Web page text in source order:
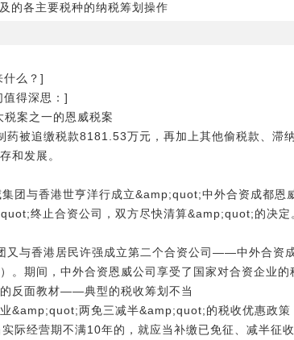
的各主要税种的纳税筹划操作
什么？]
值得深思：]
案之一的恩威税案
药被追缴税款8181.53万元，再加上其他偷税款、滞
和发展。
团与香港世亨洋行成立&amp;quot;中外合资成都恩
终止合资公司，双方尽快清算&amp;quot;的决
又与香港居民许强成立第二个合资公司――中外合资
。期间，中外合资恩威公司享受了国家对合资企业的
反面教材――典型的税收筹划不当
&amp;quot;两免三减半&amp;quot;的税收优惠政
际经营期不满10年的，就应当补缴已免征、减半征